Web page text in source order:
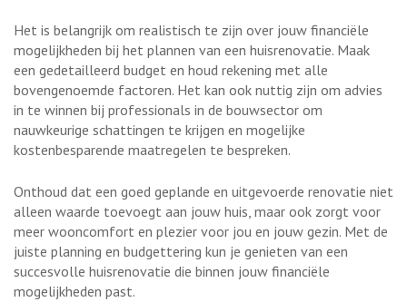
Het is belangrijk om realistisch te zijn over jouw financiële
mogelijkheden bij het plannen van een huisrenovatie. Maak
een gedetailleerd budget en houd rekening met alle
bovengenoemde factoren. Het kan ook nuttig zijn om advies
in te winnen bij professionals in de bouwsector om
nauwkeurige schattingen te krijgen en mogelijke
kostenbesparende maatregelen te bespreken.
Onthoud dat een goed geplande en uitgevoerde renovatie niet
alleen waarde toevoegt aan jouw huis, maar ook zorgt voor
meer wooncomfort en plezier voor jou en jouw gezin. Met de
juiste planning en budgettering kun je genieten van een
succesvolle huisrenovatie die binnen jouw financiële
mogelijkheden past.